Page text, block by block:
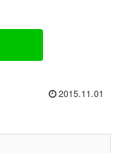
2015.11.01